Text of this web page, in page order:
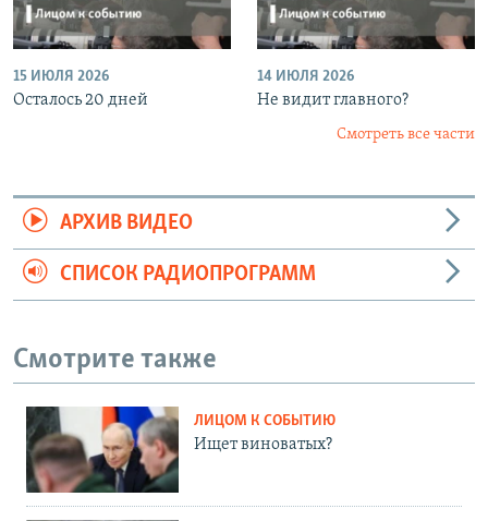
15 ИЮЛЯ 2026
Осталось 20 дней
14 ИЮЛЯ 2026
Не видит главного?
Смотреть все части
АРХИВ ВИДЕО
СПИСОК РАДИОПРОГРАММ
Смотрите также
ЛИЦОМ К СОБЫТИЮ
Ищет виноватых?